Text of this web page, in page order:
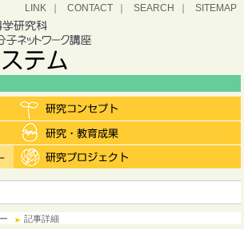
LINK CONTACT SEARCH SITEMAP
記事詳細